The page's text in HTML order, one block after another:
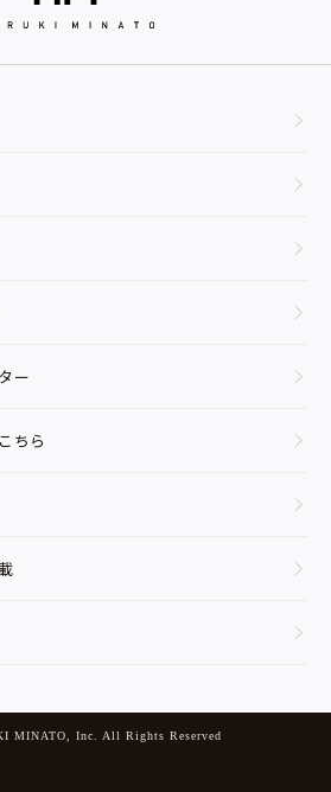
ー
ちら
MINATO, Inc. All Rights Reserved